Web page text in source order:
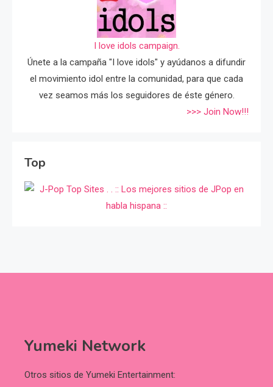
I love idols campaign.
Únete a la campaña "I love idols" y ayúdanos a difundir
el movimiento idol entre la comunidad, para que cada
vez seamos más los seguidores de éste género.
>>> Join Now!!!
Top
Yumeki Network
Otros sitios de Yumeki Entertainment: